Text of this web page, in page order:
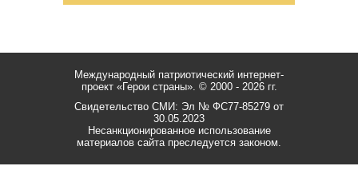
Международный патриотический интернет-
проект «Герои страны». © 2000 - 2026 гг.
Свидетельство СМИ: Эл № ФС77-85279 от
30.05.2023
Несанкционированное использование
материалов сайта преследуется законом.